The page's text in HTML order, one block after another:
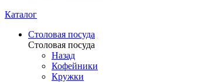
Каталог
Столовая посуда
Столовая посуда
Назад
Кофейники
Кружки